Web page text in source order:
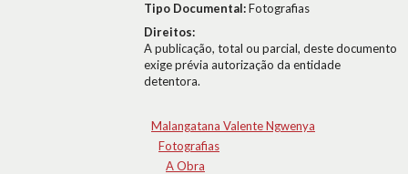
Tipo Documental:Fotografias
Direitos:
A publicação, total ou parcial, deste documento
exige prévia autorização da entidade
detentora.
Malangatana Valente Ngwenya
Fotografias
A Obra